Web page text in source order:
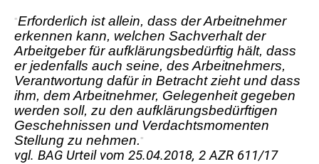
Erforderlich ist allein, dass der Arbeitnehmer
erkennen kann, welchen Sachverhalt der
Arbeitgeber für aufklärungsbedürftig hält, dass
er jedenfalls auch seine, des Arbeitnehmers,
Verantwortung dafür in Betracht zieht und dass
ihm, dem Arbeitnehmer, Gelegenheit gegeben
werden soll, zu den aufklärungsbedürftigen
Geschehnissen und Verdachtsmomenten
Stellung zu nehmen.
vgl. BAG Urteil vom 25.04.2018, 2 AZR 611/17